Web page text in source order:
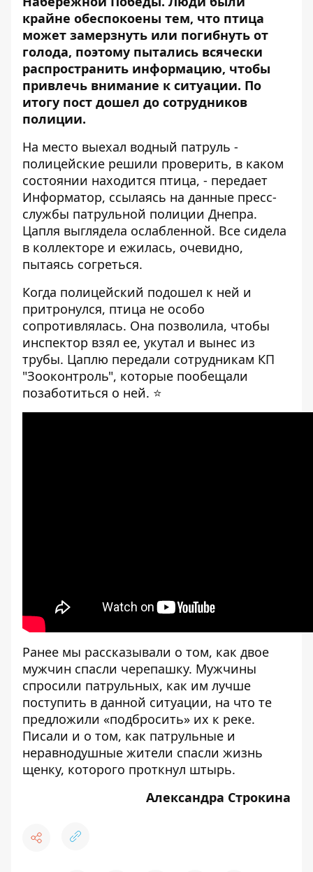
крайне обеспокоены тем, что птица
может замерзнуть или погибнуть от
голода, поэтому пытались всячески
распространить информацию, чтобы
привлечь внимание к ситуации. По
итогу пост дошел до сотрудников
полиции.
На место выехал водный патруль -
полицейские решили проверить, в каком
состоянии находится птица, - передает
Информатор, ссылаясь на данные пресс-
службы патрульной полиции Днепра.
Цапля выглядела ослабленной. Все сидела
в коллекторе и ежилась, очевидно,
пытаясь согреться.
Когда полицейский подошел к ней и
притронулся, птица не особо
сопротивлялась. Она позволила, чтобы
инспектор взял ее, укутал и вынес из
трубы. Цаплю передали сотрудникам КП
"Зооконтроль", которые пообещали
позаботиться о ней. ⭐
Ранее мы рассказывали о том, как двое
мужчин спасли черепашку. Мужчины
спросили патрульных, как им лучше
поступить в данной ситуации, на что те
предложили «подбросить» их к реке.
Писали и о том, как патрульные и
неравнодушные жители спасли жизнь
щенку, которого проткнул штырь.
Александра Строкина